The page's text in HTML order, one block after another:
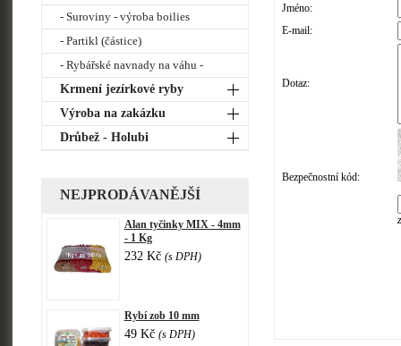
- Suroviny - výroba boilies
- Partikl (částice)
- Rybářské navnady na váhu -
Krmení jezírkové ryby
Výroba na zakázku
Drůbež - Holubi
NEJPRODÁVANĚJŠÍ
Alan tyčinky MIX - 4mm
- 1 Kg
232 Kč (s DPH)
Rybí zob 10 mm
49 Kč (s DPH)
Jméno:
E-mail:
Dotaz:
Bezpečnostní kód: